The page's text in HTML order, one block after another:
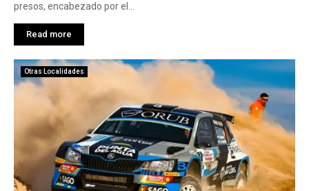
presos, encabezado por el...
Read more
Otras Localidades